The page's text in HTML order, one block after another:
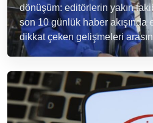
dönüşüm: editörlerin yakın
son 10 günlük haber
dikkat çeken gelişmeleri